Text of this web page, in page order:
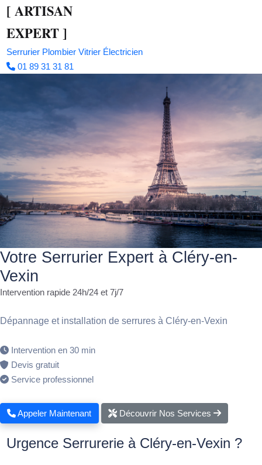
[ ARTISAN
EXPERT]
Serrurier Plombier Vitrier Électricien
01 89 31 31 81
Votre Serrurier Expert à Cléry-en-
Vexin
Intervention rapide 24h/24 et 7j/7
Dépannage et installation de serrures à Cléry-en-Vexin
Intervention en 30 min
Devis gratuit
Service professionnel
Appeler Maintenant Découvrir Nos Services
Urgence Serrurerie à Cléry-en-Vexin ?